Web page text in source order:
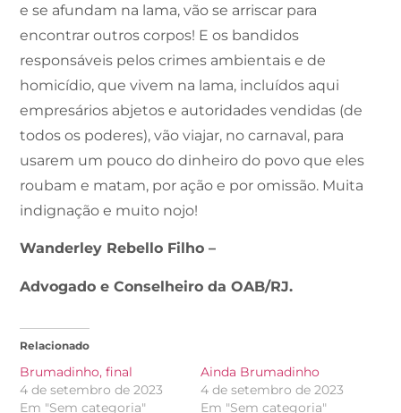
e se afundam na lama, vão se arriscar para
encontrar outros corpos! E os bandidos
responsáveis pelos crimes ambientais e de
homicídio, que vivem na lama, incluídos aqui
empresários abjetos e autoridades vendidas (de
todos os poderes), vão viajar, no carnaval, para
usarem um pouco do dinheiro do povo que eles
roubam e matam, por ação e por omissão. Muita
indignação e muito nojo!
Wanderley Rebello Filho –
Advogado e Conselheiro da OAB/RJ.
Relacionado
Brumadinho, final
4 de setembro de 2023
Em "Sem categoria"
Ainda Brumadinho
4 de setembro de 2023
Em "Sem categoria"